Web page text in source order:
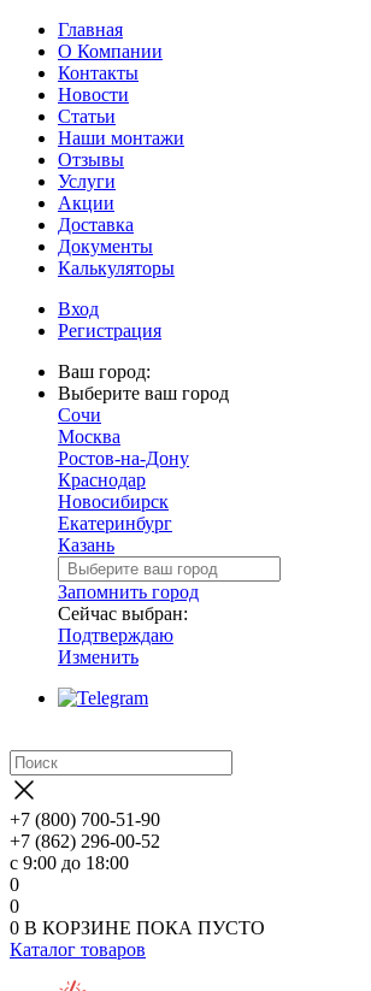
Главная
О Компании
Контакты
Новости
Статьи
Наши монтажи
Отзывы
Услуги
Акции
Доставка
Документы
Калькуляторы
Вход
Регистрация
Ваш город:
Выберите ваш город
Сочи
Москва
Ростов-на-Дону
Краснодар
Новосибирск
Екатеринбург
Казань
Запомнить город
Сейчас выбран:
Подтверждаю
Изменить
+7 (800) 700-51-90
+7 (862) 296-00-52
с 9:00 до 18:00
0
0
0 В КОРЗИНЕ ПОКА ПУСТО
Каталог товаров